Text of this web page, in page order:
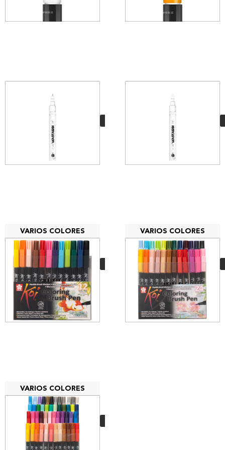
MTN Marcador Vacío
VARIOS COLORES
Pack Koi Color Brush
VER MÁS
VARIOS COLORES
VARIOS COLORES